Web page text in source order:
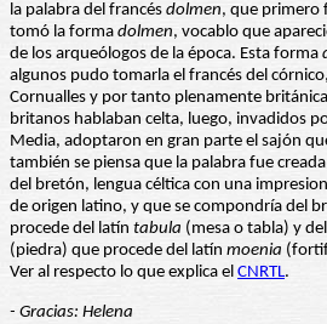
la palabra del francés dolmen, que primero
tomó la forma dolmen, vocablo que
de los arqueólogos de la época. Esta forma
algunos pudo tomarla el francés del
Cornualles y por tanto plenamente
britanos hablaban celta, luego, invadidos
Media, adoptaron en gran parte el sajón
también se piensa que la palabra fue
del bretón, lengua céltica con una
de origen latino, y que se compondría del
procede del latín tabula (mesa o tabla) y
(piedra) que procede del latín moenia
Ver al respecto lo que explica el CNRTL.
- Gracias: Helena